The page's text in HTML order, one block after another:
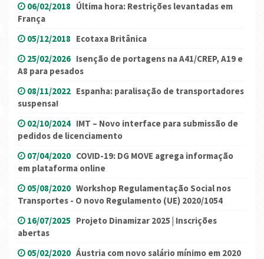
06/02/2018 Última hora: Restrições levantadas em
França
05/12/2018 Ecotaxa Britânica
25/02/2026 Isenção de portagens na A41/CREP, A19 e
A8 para pesados
08/11/2022 Espanha: paralisação de transportadores
suspensa!
02/10/2024 IMT – Novo interface para submissão de
pedidos de licenciamento
07/04/2020 COVID-19: DG MOVE agrega informação
em plataforma online
05/08/2020 Workshop Regulamentação Social nos
Transportes - O novo Regulamento (UE) 2020/1054
16/07/2025 Projeto Dinamizar 2025 | Inscrições
abertas
05/02/2020 Áustria com novo salário mínimo em 2020